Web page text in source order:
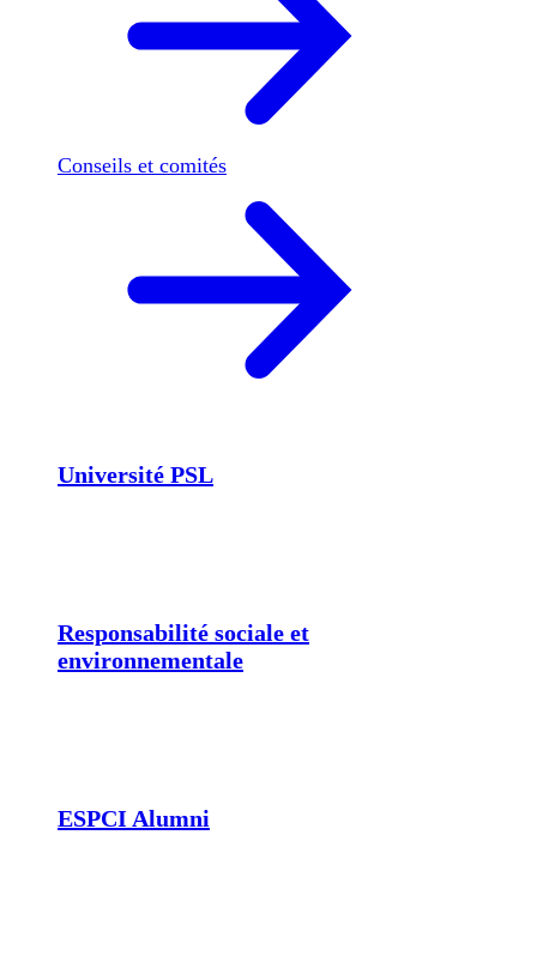
Conseils et comités
Université PSL
Responsabilité sociale et
environnementale
ESPCI Alumni